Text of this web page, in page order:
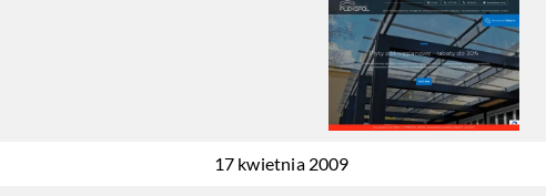
17 kwietnia 2009